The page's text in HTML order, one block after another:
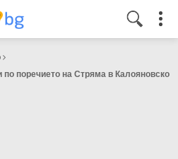
поречието на Стряма в Калояновско